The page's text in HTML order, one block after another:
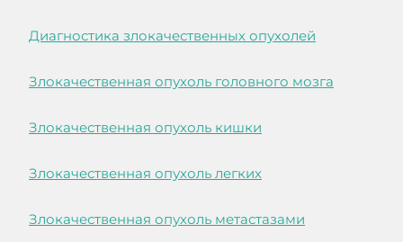
Диагностика злокачественных опухолей
Злокачественная опухоль головного мозга
Злокачественная опухоль кишки
Злокачественная опухоль легких
Злокачественная опухоль метастазами